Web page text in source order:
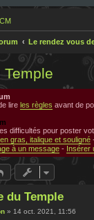
Le rendez vous
Temple
lire les règles avant de
difficultés pour poster
gras, italique et souligné
à un message - Insérer
du Temple
» 14 oct. 2021, 11:56